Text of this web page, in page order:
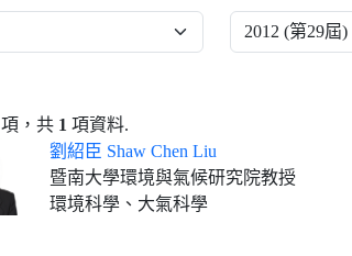
項，共 1 項資料.
劉紹臣 Shaw Chen Liu
暨南大學環境與氣候研究院教授
環境科學、大氣科學